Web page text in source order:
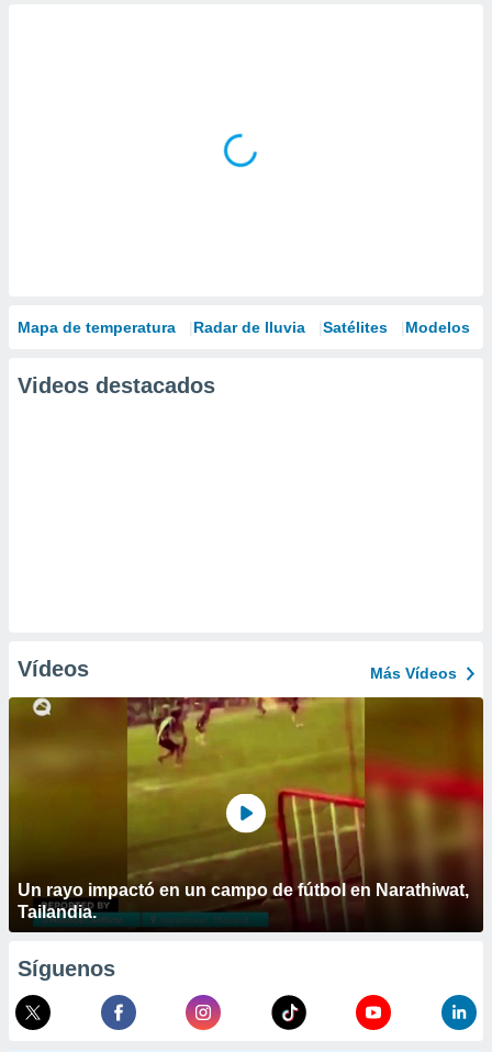
Mapa de temperatura Radar de lluvia Satélites Modelos
Videos destacados
Vídeos Más Vídeos
Un rayo impactó en un campo de fútbol en Narathiwat,
Tailandia.
Síguenos